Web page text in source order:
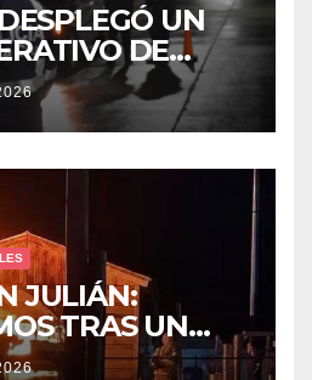
UN
DE
Y CONTROLES
CIUDAD
JULIÁN:
TRAS UN
VIVIENDA QUE